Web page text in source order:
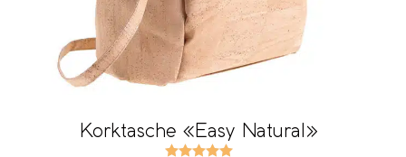
Korktasche «Easy Natural»